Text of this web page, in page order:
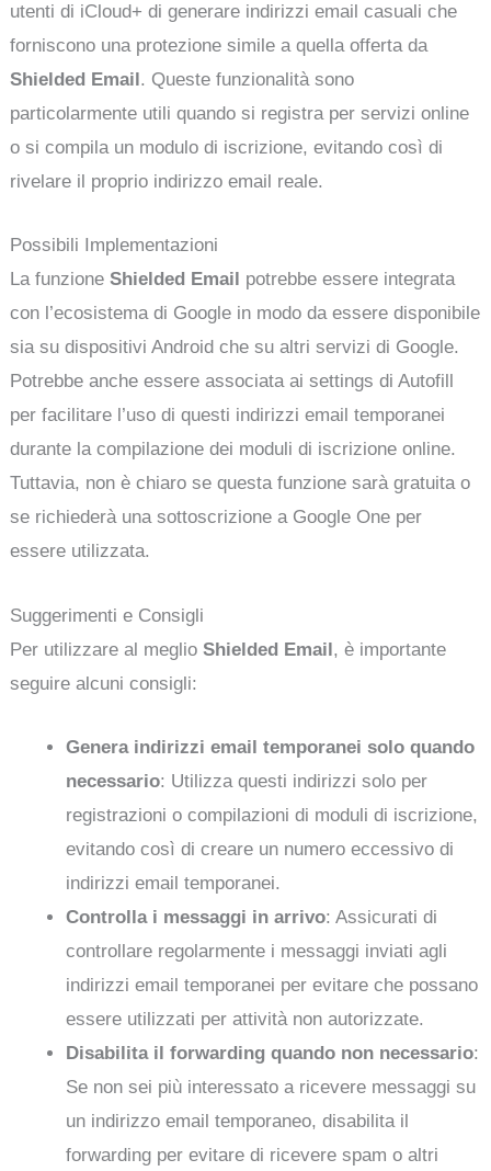
utenti di iCloud+ di generare indirizzi email casuali che
forniscono una protezione simile a quella offerta da
Shielded Email. Queste funzionalità sono
particolarmente utili quando si registra per servizi online
o si compila un modulo di iscrizione, evitando così di
rivelare il proprio indirizzo email reale.
Possibili Implementazioni
La funzioneShielded Email
potrebbe essere integrata
con l’ecosistema di Google in modo da essere disponibile
sia su dispositivi Android che su altri servizi di Google.
Potrebbe anche essere associata ai settings di Autofill
per facilitare l’uso di questi indirizzi email temporanei
durante la compilazione dei moduli di iscrizione online.
Tuttavia, non è chiaro se questa funzione sarà gratuita o
se richiederà una sottoscrizione a Google One per
essere utilizzata.
Suggerimenti e Consigli
Per utilizzare al meglioShielded Email, è importante
seguire alcuni consigli:
Genera indirizzi email temporanei solo quando
necessario: Utilizza questi indirizzi solo per
registrazioni o compilazioni di moduli di iscrizione,
evitando così di creare un numero eccessivo di
indirizzi email temporanei.
Controlla i messaggi in arrivo: Assicurati di
controllare regolarmente i messaggi inviati agli
indirizzi email temporanei per evitare che possano
essere utilizzati per attività non autorizzate.
Disabilita il forwarding quando non necessario:
Se non sei più interessato a ricevere messaggi su
un indirizzo email temporaneo, disabilita il
forwarding per evitare di ricevere spam o altri